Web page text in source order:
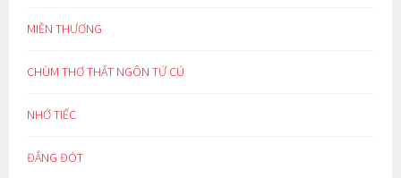
MIỀN THƯƠNG
CHÙM THƠ THẤT NGÔN TỨ CÚ
NHỚ TIẾC
ĐẮNG ĐÓT